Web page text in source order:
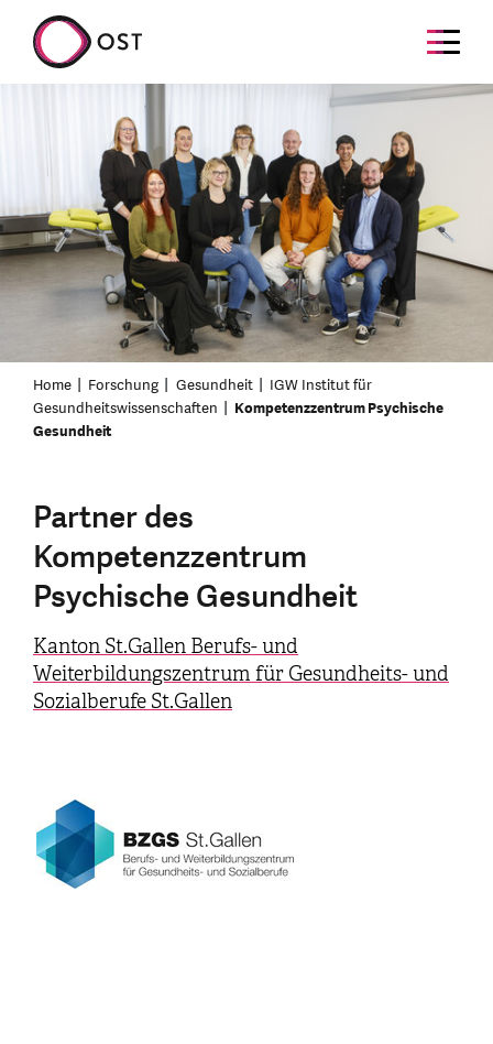
Home Forschung Gesundheit
IGW Institut für
Gesundheitswissenschaften
Kompetenzzentrum Psychische
Gesundheit
Partner des
Kompetenzzentrum
Psychische Gesundheit
Kanton St.Gallen Berufs- und
Weiterbildungszentrum für Gesundheits- und
Sozialberufe St.Gallen